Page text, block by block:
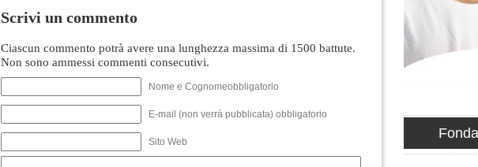
Scrivi un commento
Ciascun commento potrà avere una lunghezza massima di 1500 battute.
Non sono ammessi commenti consecutivi.
Nome e Cognomeobbligatorio
E-mail (non verrà pubblicata) obbligatorio
Sito Web